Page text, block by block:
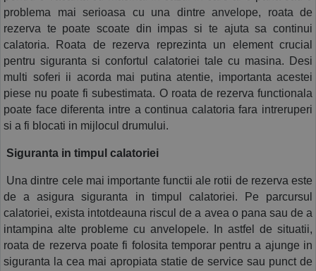
problema mai serioasa cu una dintre anvelope, roata de
rezerva te poate scoate din impas si te ajuta sa continui
calatoria. Roata de rezerva reprezinta un element crucial
pentru siguranta si confortul calatoriei tale cu masina. Desi
multi soferi ii acorda mai putina atentie, importanta acestei
piese nu poate fi subestimata. O roata de rezerva functionala
poate face diferenta intre a continua calatoria fara intreruperi
si a fi blocati in mijlocul drumului.
Siguranta in timpul calatoriei
Una dintre cele mai importante functii ale rotii de rezerva este
de a asigura siguranta in timpul calatoriei. Pe parcursul
calatoriei, exista intotdeauna riscul de a avea o pana sau de a
intampina alte probleme cu anvelopele. In astfel de situatii,
roata de rezerva poate fi folosita temporar pentru a ajunge in
siguranta la cea mai apropiata statie de service sau punct de